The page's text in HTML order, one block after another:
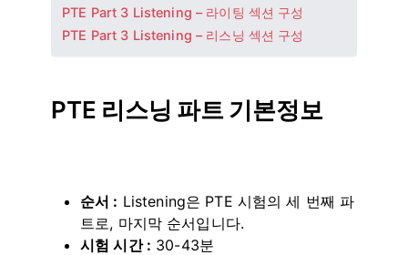
PTE Part 3 Listening – 라이팅 섹션 구성
PTE Part 3 Listening – 리스닝 섹션 구성
PTE 리스닝 파트 기본정보
순서 : Listening은 PTE 시험의 세 번째 파
트로, 마지막 순서입니다.
시험 시간 : 30-43분